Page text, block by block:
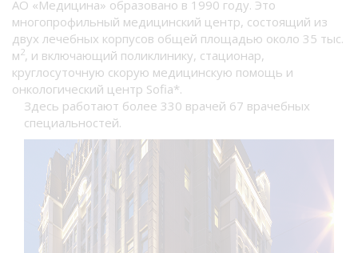
АО «Медицина» образовано в 1990 году. Это
многопрофильный медицинский центр, состоящий из
двух лечебных корпусов общей площадью около 35 тыс.
м 2, и включающий поликлинику, стационар,
круглосуточную скорую медицинскую помощь и
онкологический центр Sofia*.
Здесь работают более 330 врачей 67 врачебных
специальностей.